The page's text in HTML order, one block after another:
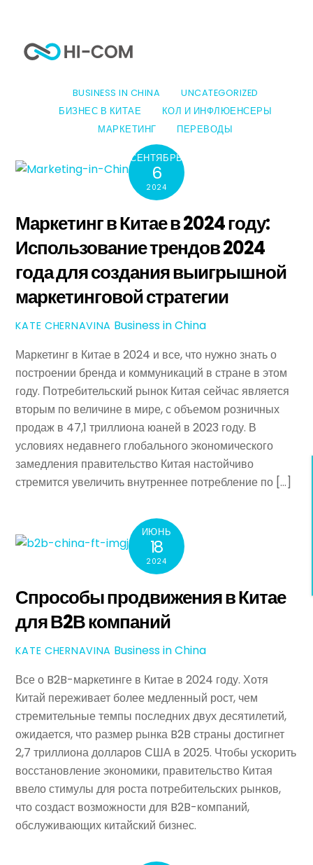
content
BUSINESS IN CHINA
UNCATEGORIZED
БИЗНЕС В КИТАЕ
КОЛ И ИНФЛЮЕНСЕРЫ
МАРКЕТИНГ
ПЕРЕВОДЫ
СЕНТЯБРЬ
6
2024
Маркетинг в Китае в 2024 году:
Использование трендов 2024
года для создания выигрышной
маркетинговой стратегии
KATE CHERNAVINA Business in China
Маркетинг в Китае в 2024 и все, что нужно знать о
построении бренда и коммуникаций в стране в этом
году. Потребительский рынок Китая сейчас является
вторым по величине в мире, с объемом розничных
продаж в 47,1 триллиона юаней в 2023 году. В
условиях недавнего глобального экономического
замедления правительство Китая настойчиво
стремится увеличить внутреннее потребление по […]
ИЮНЬ
18
2024
Спрособы продвижения в Китае
для В2В компаний
KATE CHERNAVINA Business in China
Все о B2B-маркетинге в Китае в 2024 году. Хотя
Китай переживает более медленный рост, чем
стремительные темпы последних двух десятилетий,
ожидается, что размер рынка B2B страны достигнет
2,7 триллиона долларов США в 2025. Чтобы ускорить
восстановление экономики, правительство Китая
ввело стимулы для роста потребительских рынков,
что создаст возможности для B2B-компаний,
обслуживающих китайский бизнес.